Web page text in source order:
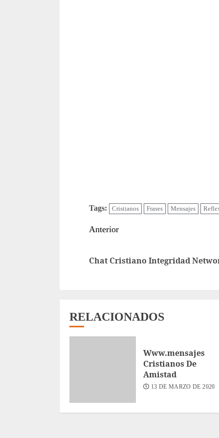
Tags: Cristianos Frases Mensajes
Sigue
Anterior
Chat Cristiano Integridad
RELACIONADOS
Www.mensajes
Cristianos De
Amistad
13 DE MARZO DE 2020